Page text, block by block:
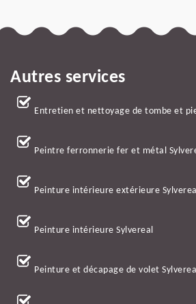
Autres services
Entretien et nettoyage de tombe et
Peintre ferronnerie fer et métal
Peinture intérieure extérieure
Peinture intérieure Sylvereal
Peinture et décapage de volet